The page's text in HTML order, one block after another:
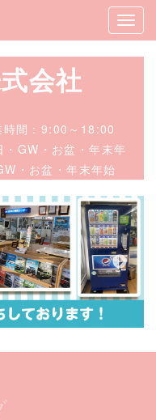
会社
時間：9:00～18:00
GW・お盆・年末年
・お盆・年末年始